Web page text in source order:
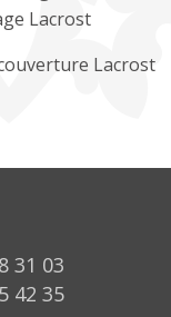
Lacrost
Lacrost
31 03
42 35